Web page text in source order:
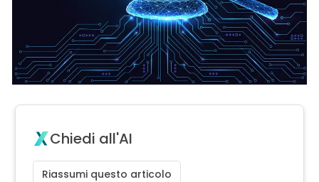
Chiedi all'AI
Riassumi questo articolo